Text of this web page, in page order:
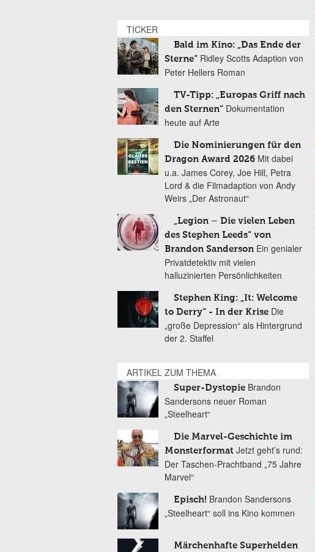
TICKER
Bald im Kino: „Das Ende der
Sterne“ Ridley Scotts Adaption von
Peter Hellers Roman
TV-Tipp: „Europas Griff nach
den Sternen“ Dokumentation
heute auf Arte
Die Nominierungen für den
Dragon Award 2026 Mit dabei
u.a. James Corey, Joe Hill, Petra
Lord & die Filmadaption von Andy
Weirs „Der Astronaut“
„Legion – Die vielen Leben
des Stephen Leeds“ von
Brandon Sanderson Ein genialer
Privatdetektiv mit vielen
halluzinierten Persönlichkeiten
Stephen King: „It: Welcome
to Derry“ - In der Krise Die
„große Depression“ als Hintergrund
der 2. Staffel
ARTIKEL ZUM THEMA
Super-Dystopie Brandon
Sandersons neuer Roman
„Steelheart“
Die Marvel-Geschichte im
Monsterformat Jetzt geht’s rund:
Der Taschen-Prachtband „75 Jahre
Marvel“
Episch! Brandon Sandersons
„Steelheart“ soll ins Kino kommen
Märchenhafte Superhelden